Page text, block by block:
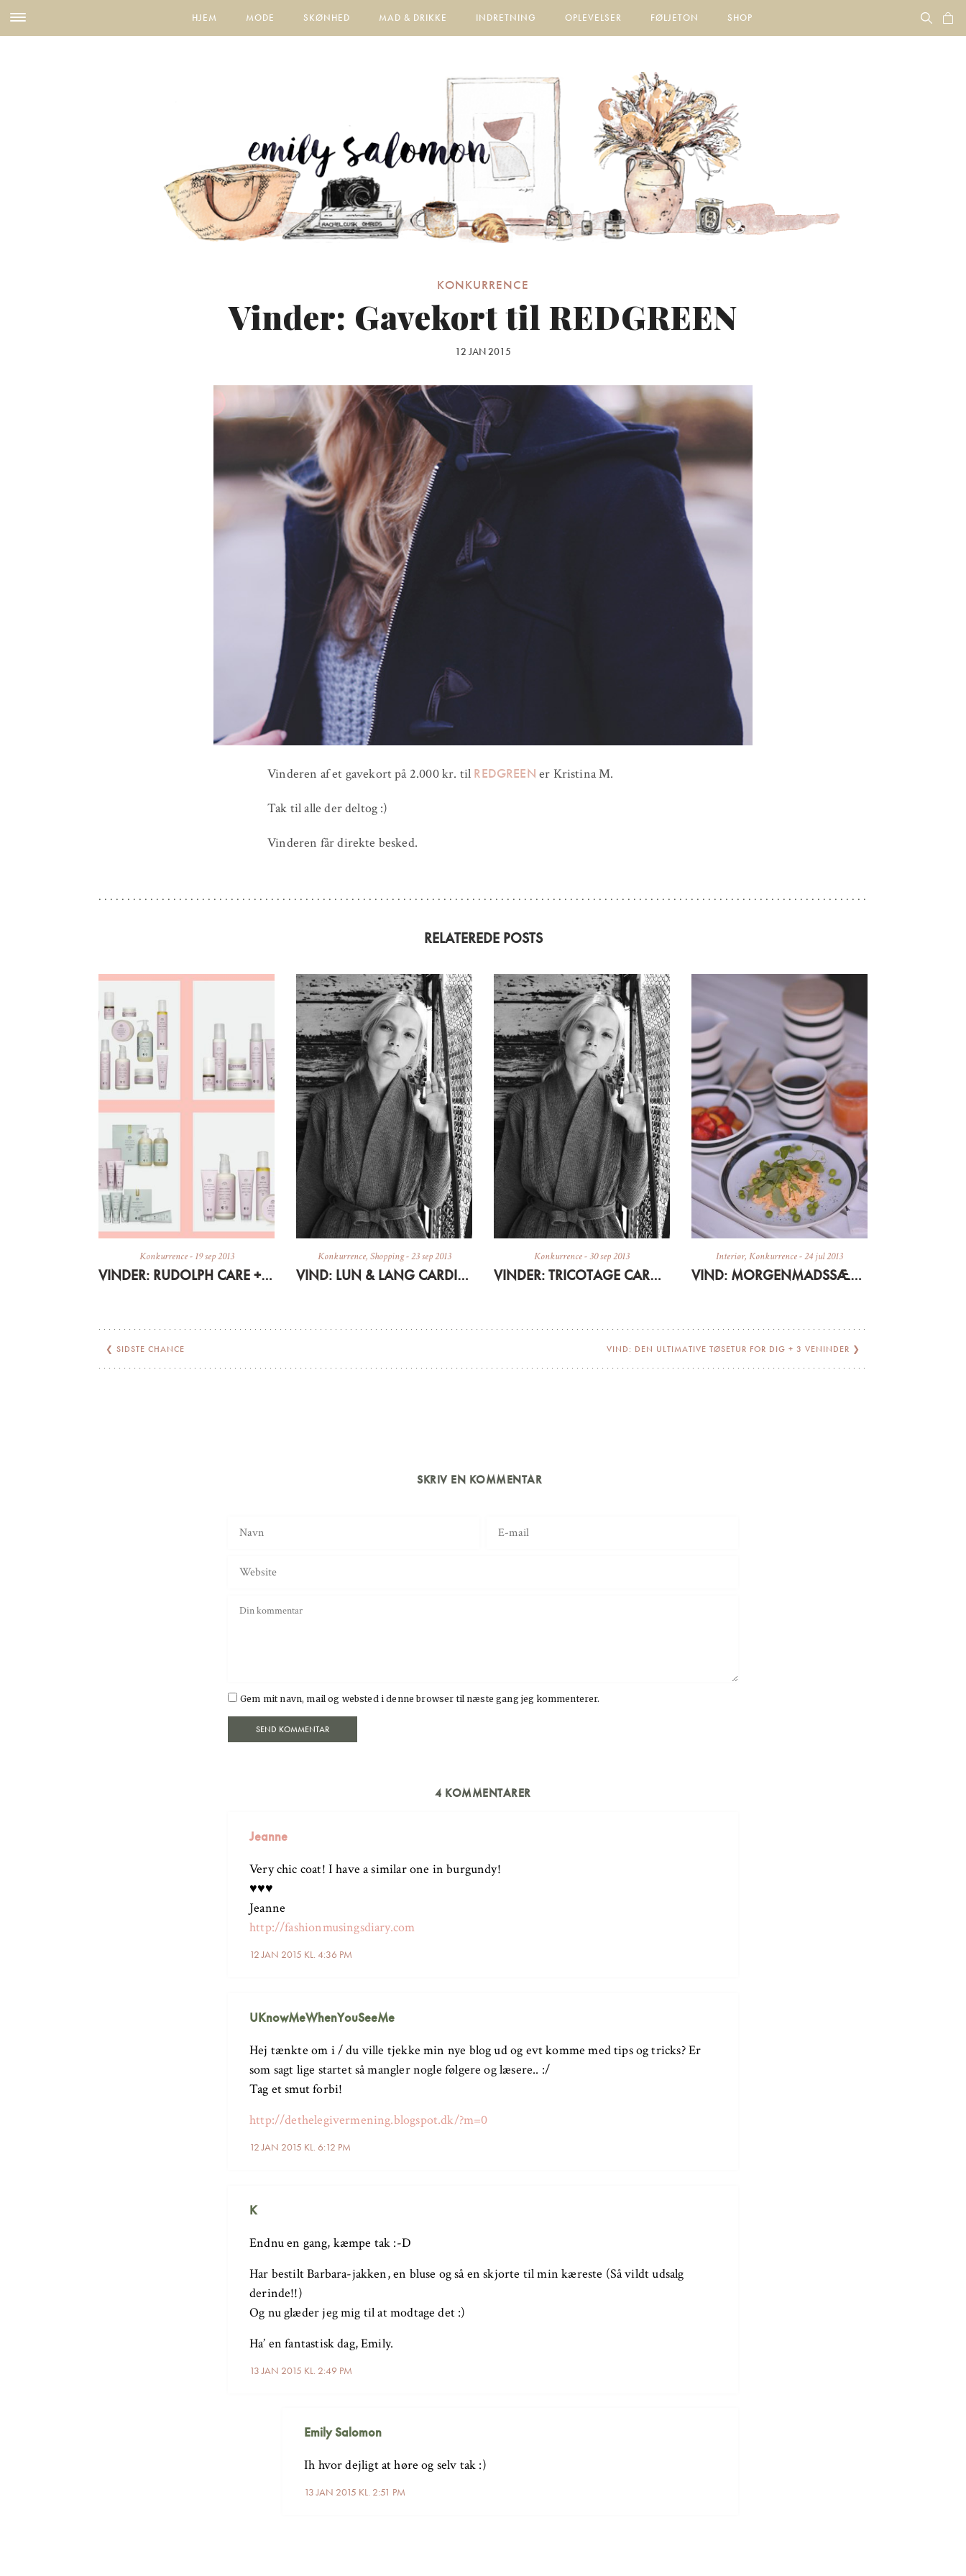
HJEM MODE SKØNHED MAD & DRIKKE INDRETNING OPLEVELSER FØLJETON SHOP
KONKURRENCE
Vinder: Gavekort til REDGREEN
12 JAN 2015
Vinderen af et gavekort på 2.000 kr. til REDGREEN er Kristina M.
Tak til alle der deltog :)
Vinderen får direkte besked.
RELATEREDE POSTS
Konkurrence- 19 sep 2013
VINDER: RUDOLPH CARE + RABATKODE
Konkurrence, Shopping-23 sep 2013
VIND: LUN & LANG CARDIGAN I ULD + RABATKODE
Konkurrence-30 sep 2013
VINDER: TRICOTAGE CARDIGAN FRA LNB
Interiør, Konkurrence-24 jul 2013
VIND: MORGENMADSSÆT FRA KÄHLER
❮ SIDSTE CHANCE VIND: DEN ULTIMATIVE TØSETUR FOR DIG + 3 VENINDER ❯
SKRIV EN KOMMENTAR
Gem mit navn, mail og websted i denne browser til næste gang jeg kommenterer.
4 KOMMENTARER
Jeanne
12 JAN 2015 KL. 4:36 PM
Very chic coat! I have a similar one in burgundy!
♥♥♥
Jeanne
http://fashionmusingsdiary.com
UKnowMeWhenYouSeeMe
12 JAN 2015 KL. 6:12 PM
Hej tænkte om i / du ville tjekke min nye blog ud og evt komme med tips og tricks? Er
som sagt lige startet så mangler nogle følgere og læsere.. :/
Tag et smut forbi!
http://dethelegivermening.blogspot.dk/?m=0
K
13 JAN 2015 KL. 2:49 PM
Endnu en gang, kæmpe tak :-D
Har bestilt Barbara-jakken, en bluse og så en skjorte til min kæreste (Så vildt udsalg
derinde!!)
Og nu glæder jeg mig til at modtage det :)
Ha’ en fantastisk dag, Emily.
Emily Salomon
13 JAN 2015 KL. 2:51 PM
Ih hvor dejligt at høre og selv tak :)